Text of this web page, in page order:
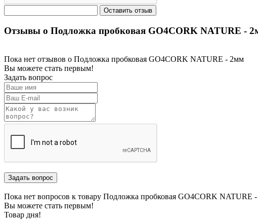
Отзывы о Подложка пробковая GO4CORK NATURE -
Пока нет отзывов о Подложка пробковая GO4CORK NATURE - 2мм
Вы можете стать первым!
Задать вопрос
Пока нет вопросов к товару Подложка пробковая GO4CORK NATURE
Вы можете стать первым!
Товар дня!